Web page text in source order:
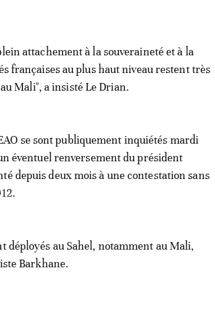
attachement à la souveraineté et à la
françaises au plus haut niveau restent très
Mali", a insisté Le Drian.
se sont publiquement inquiétés mardi
éventuel renversement du président
depuis deux mois à une contestation sans
déployés au Sahel, notamment au Mali,
Barkhane.